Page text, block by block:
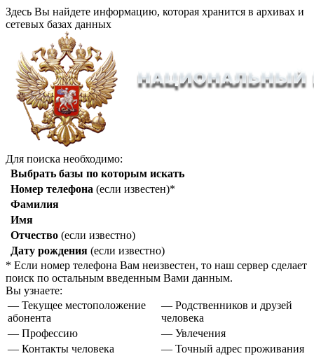
Здесь Вы найдете информацию, которая хранится в архивах и
сетевых базах данных
Для поиска необходимо:
Выбрать базы по которым искать
Номер телефона (если известен)*
Фамилия
Имя
Отчество (если известно)
Дату рождения (если известно)
* Если номер телефона Вам неизвестен, то наш сервер сделает
поиск по остальным введенным Вами данным.
Вы узнаете:
— Текущее местоположение
абонента
— Родственников и друзей
человека
— Профессию
— Увлечения
— Контакты человека
— Точный адрес проживания